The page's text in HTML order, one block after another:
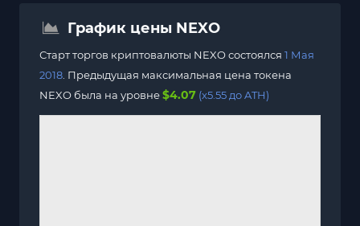
График цены NEXO
Старт торгов криптовалюты NEXO состоялся 1 Мая
2018 . Предыдущая максимальная цена токена
NEXO была на уровне$4.07 (x5.55 до ATH)